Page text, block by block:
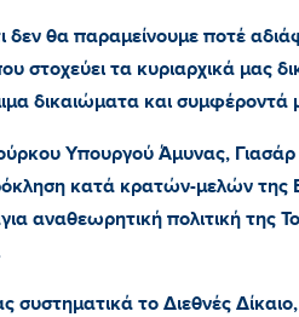
δεν θα παραμείνουμε ποτέ
στοχεύει τα κυριαρχικά μας
δικαιώματα και συμφέροντά
Υπουργού Άμυνας, Γιασάρ
κατά κρατών-μελών της
αναθεωρητική πολιτική της
το Διεθνές Δίκαιο,